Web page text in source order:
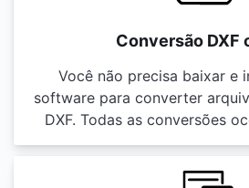
Conversão DXF
Você não precisa baixar e
software para converter
DXF. Todas as conversões